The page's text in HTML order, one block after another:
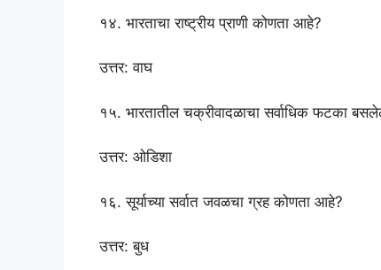
१४. भारताचा राष्ट्रीय प्राणी कोणता आहे?
उत्तर: वाघ
१५. भारतातील चक्रीवादळाचा सर्वाधिक फटका
उत्तर: ओडिशा
१६. सूर्याच्या सर्वात जवळचा ग्रह कोणता आहे?
उत्तर: बुध